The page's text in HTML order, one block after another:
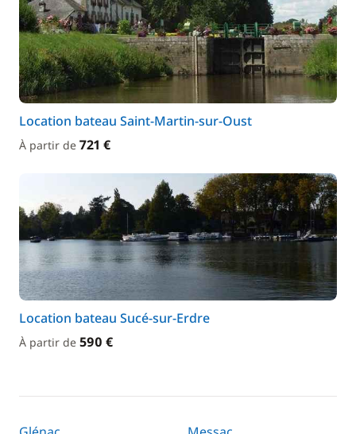
Location bateau Saint-Martin-sur-Oust
À partir de 721 €
Location bateau Sucé-sur-Erdre
À partir de 590 €